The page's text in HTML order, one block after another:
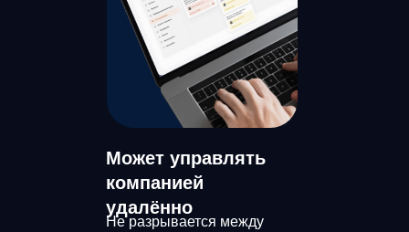
Может управлять
компанией
удалённо
Не разрывается между